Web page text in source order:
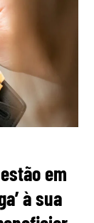
em
à sua